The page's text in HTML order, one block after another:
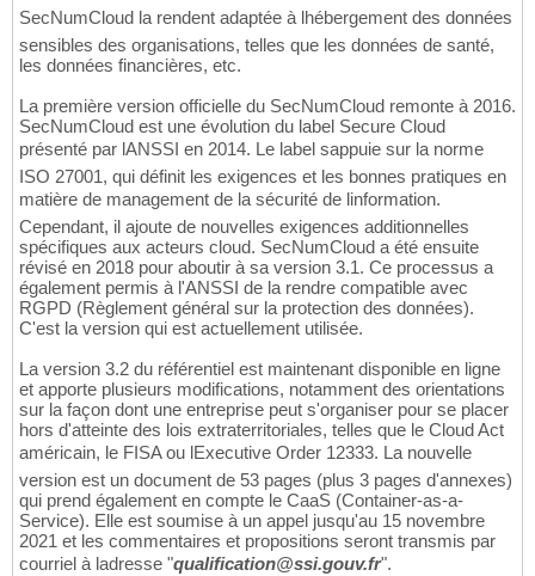
SecNumCloud la rendent adaptée à lhébergement des données
sensibles des organisations, telles que les données de santé,
les données financières, etc.
La première version officielle du SecNumCloud remonte à 2016.
SecNumCloud est une évolution du label Secure Cloud
présenté par lANSSI en 2014. Le label sappuie sur la norme
ISO 27001, qui définit les exigences et les bonnes pratiques en
matière de management de la sécurité de linformation.
Cependant, il ajoute de nouvelles exigences additionnelles
spécifiques aux acteurs cloud. SecNumCloud a été ensuite
révisé en 2018 pour aboutir à sa version 3.1. Ce processus a
également permis à l'ANSSI de la rendre compatible avec
RGPD (Règlement général sur la protection des données).
C'est la version qui est actuellement utilisée.
La version 3.2 du référentiel est maintenant disponible en ligne
et apporte plusieurs modifications, notamment des orientations
sur la façon dont une entreprise peut s'organiser pour se placer
hors d'atteinte des lois extraterritoriales, telles que le Cloud Act
américain, le FISA ou lExecutive Order 12333. La nouvelle
version est un document de 53 pages (plus 3 pages d'annexes)
qui prend également en compte le CaaS (Container-as-a-
Service). Elle est soumise à un appel jusqu'au 15 novembre
2021 et les commentaires et propositions seront transmis par
courriel à ladresse "qualification@ssi.gouv.fr".